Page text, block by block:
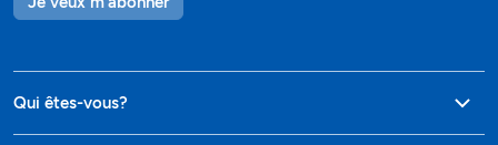
Qui êtes-vous?